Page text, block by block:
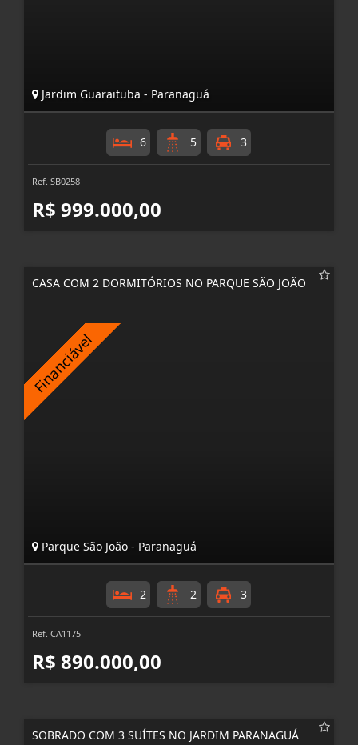
Jardim Guaraituba - Paranaguá
6 5 3
Ref. SB0258
R$ 999.000,00
CASA COM 2 DORMITÓRIOS NO PARQUE SÃO JOÃO
Parque São João - Paranaguá
2 2 3
Ref. CA1175
R$ 890.000,00
SOBRADO COM 3 SUÍTES NO JARDIM PARANAGUÁ